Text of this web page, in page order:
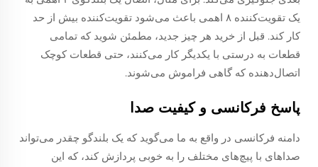
یک تقویت‌کننده ۸ اهمی باعث می‌شود تقویت‌کننده بیش از حد
کار کند. قبل از خرید هر چیز جدید، مطمئن شوید که تمامی
قطعات به درستی با یکدیگر کار می‌کنند، حتی قطعات کوچک
اتصال‌دهنده که گاهی فراموش می‌شوند.
پاسخ فرکانسی و کیفیت صدا
دامنه فرکانسی در واقع به ما می‌گوید که یک بلندگو چقدر می‌تواند
صداهای با پیچ‌های مختلف را به خوبی پردازش کند، که این